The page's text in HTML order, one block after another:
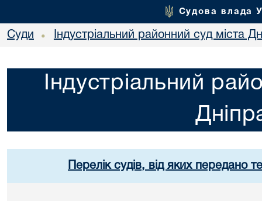
Судова влада
Суди • Індустріальний районний суд міста
Індустріальний
Перелік судів, від яких передано